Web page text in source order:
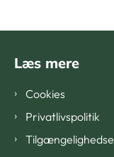
Læs mere
Cookies
Privatlivspolitik